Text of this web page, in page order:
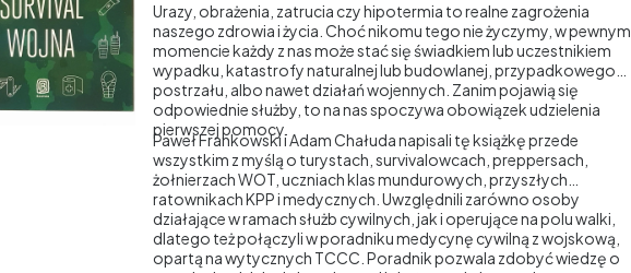
Urazy, obrażenia, zatrucia czy hipotermia to realne zagrożenia
naszego zdrowia i życia. Choć nikomu tego nie życzymy, w pewnym
momencie każdy z nas może stać się świadkiem lub uczestnikiem
wypadku, katastrofy naturalnej lub budowlanej, przypadkowego
postrzału, albo nawet działań wojennych. Zanim pojawią się
odpowiednie służby, to na nas spoczywa obowiązek udzielenia
pierwszej pomocy.
Paweł Frankowski i Adam Chałuda napisali tę książkę przede
wszystkim z myślą o turystach, survivalowcach, preppersach,
żołnierzach WOT, uczniach klas mundurowych, przyszłych
ratownikach KPP i medycznych. Uwzględnili zarówno osoby
działające w ramach służb cywilnych, jak i operujące na polu walki,
dlatego też połączyli w poradniku medycynę cywilną z wojskową,
opartą na wytycznych TCCC. Poradnik pozwala zdobyć wiedzę o